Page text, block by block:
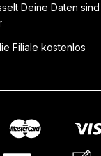
Deine Daten sind
Filiale kostenlos